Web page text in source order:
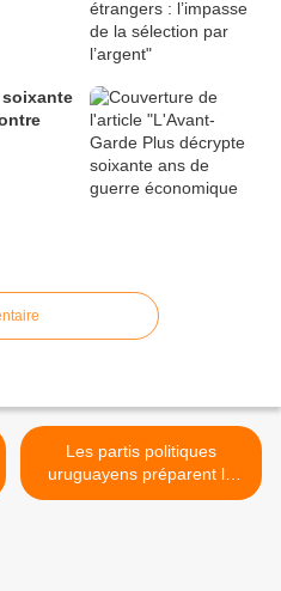
soixante
Les partis politiques
uruguayens préparent la
campagne électorale du